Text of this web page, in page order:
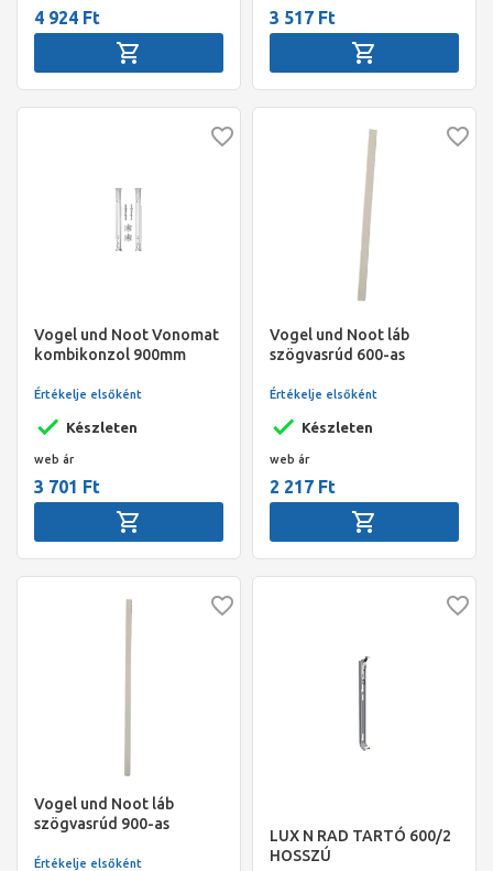
4 924 Ft 3 517 Ft
Vogel und Noot Vonomat
kombikonzol 900mm
Készleten
Értékelje elsőként
web ár
3 701 Ft
Vogel und Noot láb
szögvasrúd 600-as
Készleten
Értékelje elsőként
web ár
2 217 Ft
Vogel und Noot láb
szögvasrúd 900-as
Értékelje elsőként
LUX N RAD TARTÓ 600/2
HOSSZÚ